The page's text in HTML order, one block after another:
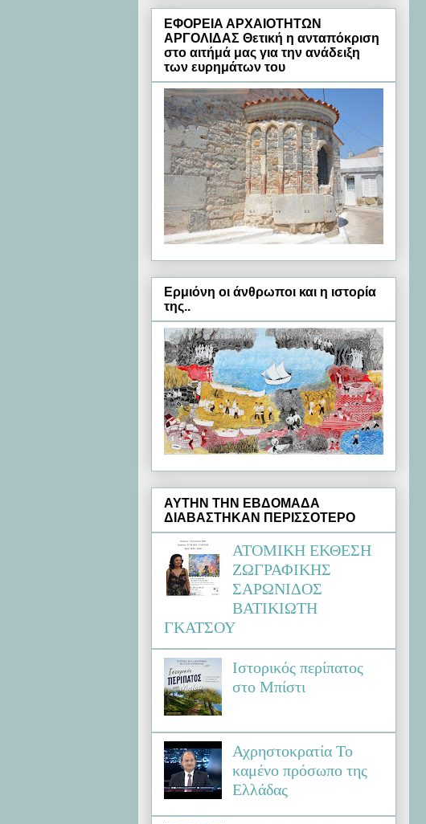
ΕΦΟΡΕΙΑ ΑΡΧΑΙΟΤΗΤΩΝ
ΑΡΓΟΛΙΔΑΣ Θετική η ανταπόκριση
στο αιτήμά μας για την ανάδειξη
των ευρημάτων του
Ερμιόνη oι άνθρωποι και η ιστορία
της..
ΑΥΤΗΝ ΤΗΝ ΕΒΔΟΜΑΔΑ
ΔΙΑΒΑΣΤΗΚΑΝ ΠΕΡΙΣΣΟΤΕΡΟ
ΑΤΟΜΙΚΗ ΕΚΘΕΣΗ
ΖΩΓΡΑΦΙΚΗΣ
ΣΑΡΩΝΙΔΟΣ
ΒΑΤΙΚΙΩΤΗ
ΓΚΑΤΣΟΥ
Ιστορικός περίπατος
στο Μπίστι
Αχρηστοκρατία Το
καμένο πρόσωπο της
Ελλάδας